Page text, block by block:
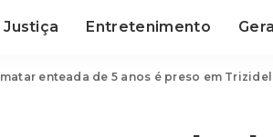
Justiça Entretenimento
enteada de 5 anos é preso em